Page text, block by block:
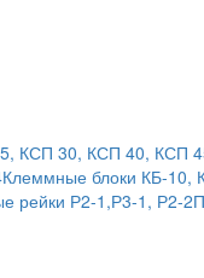
КСП 30, КСП 40, КСП
Клеммные блоки КБ-10,
рейки Р2-1,Р3-1, Р2-2